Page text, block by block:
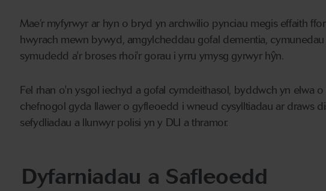
Mae’r myfyrwyr ar hyn o bryd yn archwilio pynciau megis effaith
hwyrach mewn bywyd, amgylcheddau gofal dementia,
symudedd a'r broses rhoi'r gorau i yrru ymysg gyrwyr hŷn.
Fel rhan o'n ysgol iechyd a gofal cymdeithasol, byddwch yn elwa
chefnogol gyda llawer o gyfleoedd i wneud cysylltiadau ar draws
sefydliadau a llunwyr polisi yn y DU a thramor.
Dyfarniadau a Safleoedd